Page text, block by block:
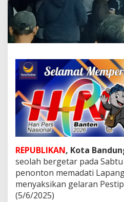
n
a
n
u
n
g
:
P
e
r
p
a
u
a
n
M
REPUBLIKAN, Kota
seolah bergetar pada
penonton memadati
menyaksikan gelaran
(5/6/2025)